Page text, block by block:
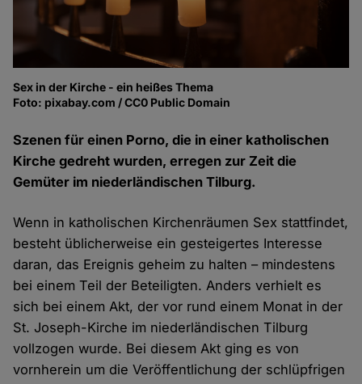
Sex in der Kirche - ein heißes Thema
Foto: pixabay.com / CC0 Public Domain
Szenen für einen Porno, die in einer katholischen
Kirche gedreht wurden, erregen zur Zeit die
Gemüter im niederländischen Tilburg.
Wenn in katholischen Kirchenräumen Sex stattfindet,
besteht üblicherweise ein gesteigertes Interesse
daran, das Ereignis geheim zu halten – mindestens
bei einem Teil der Beteiligten. Anders verhielt es
sich bei einem Akt, der vor rund einem Monat in der
St. Joseph-Kirche im niederländischen Tilburg
vollzogen wurde. Bei diesem Akt ging es von
vornherein um die Veröffentlichung der schlüpfrigen